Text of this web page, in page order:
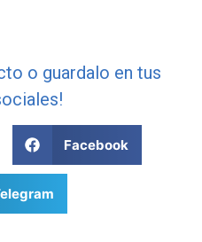
o guardalo en tus
Facebook